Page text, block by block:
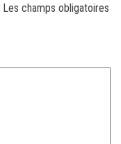
Les champs obligatoires